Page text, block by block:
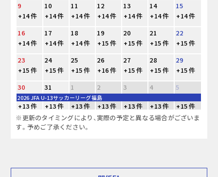
9
10 11 12 13 14
15
+14 件
+14 件 +14 件 +14 件 +14 件 +14 件
+14 件
16
17 18 19 20 21
22
+14 件
+14 件 +14 件 +15 件 +15 件 +15 件
+15 件
23
24 25 26 27 28
29
+15 件
+15 件 +15 件 +16 件 +15 件 +15 件
+15 件
30
31 1 2 3 4 5
2026 JFA U-13サッカーリーグ福島
+13 件 +13 件 +13 件 +13 件 +13 件 +13 件
+15 件
※更新のタイミングにより、実際の予定と異なる場合がございま
す。予めご了承ください。